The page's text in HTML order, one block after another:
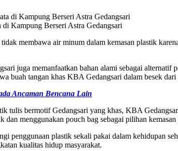
Kampung Berseri Astra Gedangsari
membawa air minum dalam kemasan plastik
juga memanfaatkan bahan alami sebagai
buah tangan khas KBA Gedangsari dalam besek
Ancaman Bencana Lain
tulis bermotif Gedangsari yang khas, KBA
dan menggunakan pouch bag sebagai pilihan
penggunaan plastik sekali pakai dalam kehidupan
kualitas hidup masyarakat.